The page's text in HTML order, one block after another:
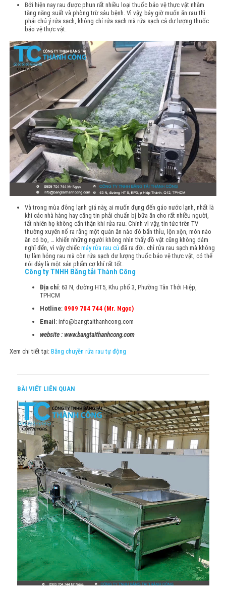
Bởi hiện nay rau được phun rất nhiều loại thuốc bảo vệ thực vật nhằm
tăng năng suất và phòng trừ sâu bệnh. Vì vậy, bây giờ muốn ăn rau thì
phải chú ý rửa sạch, không chỉ rửa sạch mà rửa sạch cả dư lượng thuốc
bảo vệ thực vật.
Và trong mùa đông lạnh giá này, ai muốn đụng đến gáo nước lạnh, nhất là
khi các nhà hàng hay căng tin phải chuẩn bị bữa ăn cho rất nhiều người,
tất nhiên họ không cẩn thận khi rửa rau. Chính vì vậy, tin tức trên TV
thường xuyên nổ ra rằng một quán ăn nào đó bẩn thỉu, lộn xộn, món nào
ăn có bọ, … khiến những người không nhìn thấy đồ vật cũng không dám
nghĩ đến, vì vậy chiếcmáy rửa rau củ đã ra đời. chỉ rửa rau sạch mà không
tự làm hỏng rau mà còn rửa sạch dư lượng thuốc bảo vệ thực vật, có thể
nói đây là một sản phẩm cơ khí rất tốt.
Công ty TNHH Băng tải Thành Công
Địa chỉ: 63 N, đường HT5, Khu phố 3, Phường Tân Thới Hiệp,
TPHCM
Hotline: 0909 704 744 (Mr. Ngọc)
Email : info@bangtaithanhcong.com
website : www.bangtaithanhcong.com
Xem chi tiết tại:Băng chuyền rửa rau tự động
BÀI VIẾT LIÊN QUAN